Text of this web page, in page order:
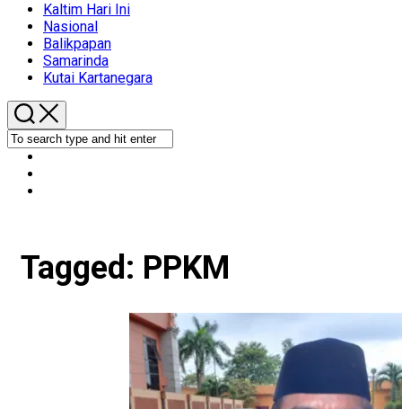
Kaltim Hari Ini
Nasional
Balikpapan
Samarinda
Kutai Kartanegara
Tagged: PPKM